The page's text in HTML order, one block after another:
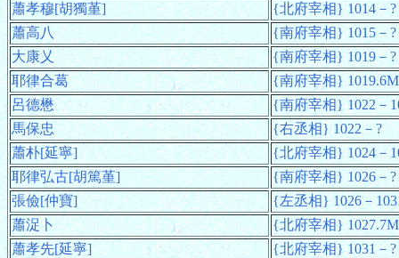
蕭孝穆[胡獨堇]
{北府宰相} 1014－?
蕭高八
{南府宰相} 1015－?
大康乂
{南府宰相} 1019－?
耶律合葛
{南府宰相}
呂德懋
{南府宰相} 1022－
馬保忠
{右丞相} 1022－?
蕭朴[延寧]
{北府宰相} 1024－
耶律弘古[胡篤堇]
{南府宰相} 1026－?
張儉[仲寶]
{左丞相} 1026－
蕭浞卜
{北府宰相}
蕭孝先[延寧]
{北府宰相} 1031－?